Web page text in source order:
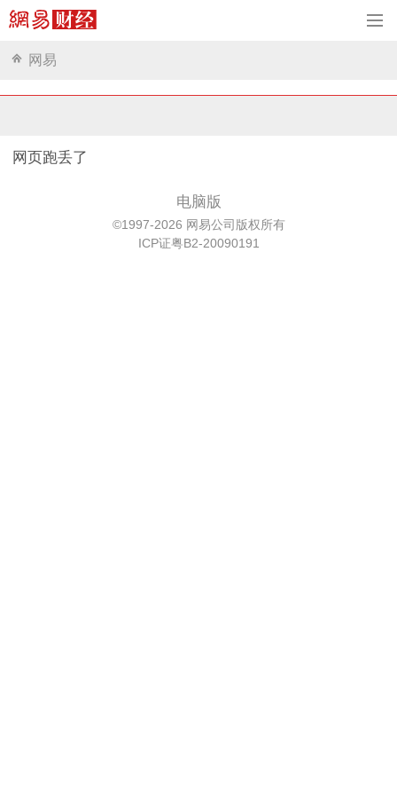
网易
网页跑丢了
电脑版
©1997-2026 网易公司版权所有
ICP证粤B2-20090191